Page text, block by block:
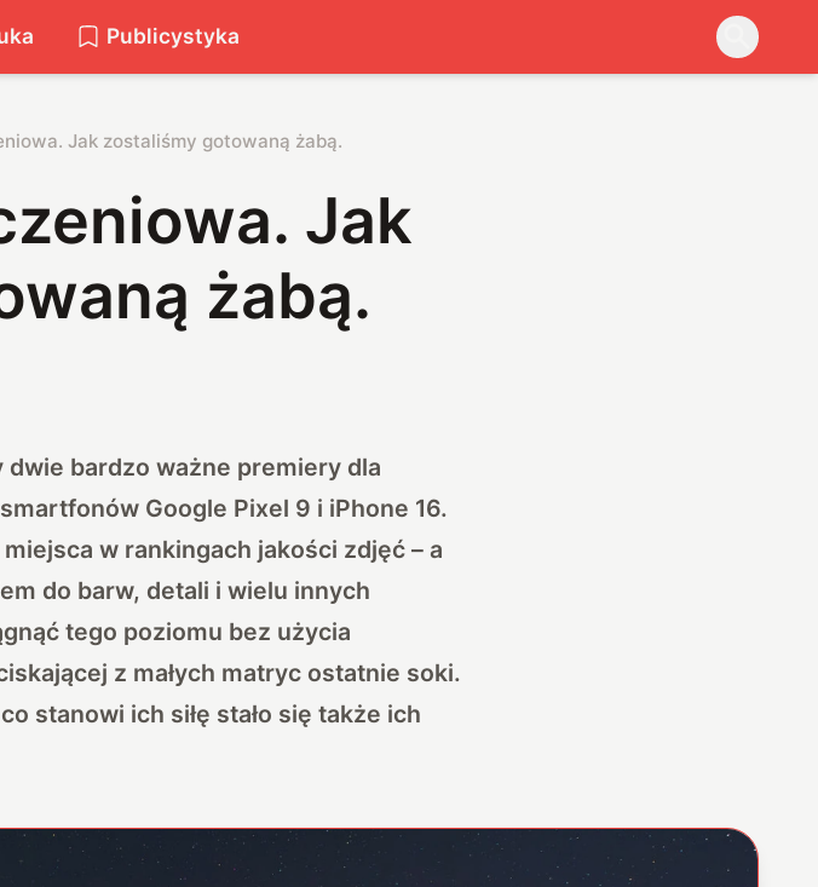
Publicystyka
Jak zostaliśmy gotowaną żabą.
Jak
żabą.
bardzo ważne premiery dla
Google Pixel 9 i iPhone 16.
w rankingach jakości zdjęć – a
do barw, detali i wielu innych
tego poziomu bez użycia
z małych matryc ostatnie soki.
stanowi ich siłę stało się także ich